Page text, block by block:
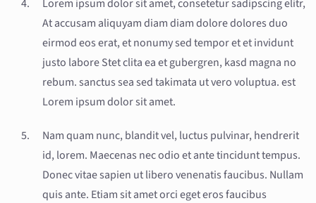
Lorem ipsum dolor sit amet, consetetur sadipscing elitr,
At accusam aliquyam diam diam dolore dolores duo
eirmod eos erat, et nonumy sed tempor et et invidunt
justo labore Stet clita ea et gubergren, kasd magna no
rebum. sanctus sea sed takimata ut vero voluptua. est
Lorem ipsum dolor sit amet.
Nam quam nunc, blandit vel, luctus pulvinar, hendrerit
id, lorem. Maecenas nec odio et ante tincidunt tempus.
Donec vitae sapien ut libero venenatis faucibus. Nullam
quis ante. Etiam sit amet orci eget eros faucibus